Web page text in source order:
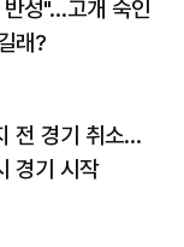
성"…고개 숙인
래?
전 경기 취소…
경기 시작